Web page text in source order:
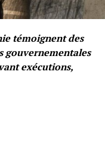
témoignent des
gouvernementales
exécutions,